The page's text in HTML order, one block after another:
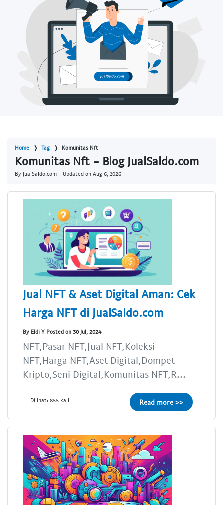
Home Tag Komunitas Nft
Komunitas Nft - Blog JualSaldo.com
By JualSaldo.com - Updated on Aug 6, 2026
Jual NFT & Aset Digital Aman: Cek
Harga NFT di JualSaldo.com
By Eldi Y Posted on 30 Jul, 2024
NFT,Pasar NFT,Jual NFT,Koleksi
NFT,Harga NFT,Aset Digital,Dompet
Kripto,Seni Digital,Komunitas NFT,R...
Dilihat: 855 kali Read more >>